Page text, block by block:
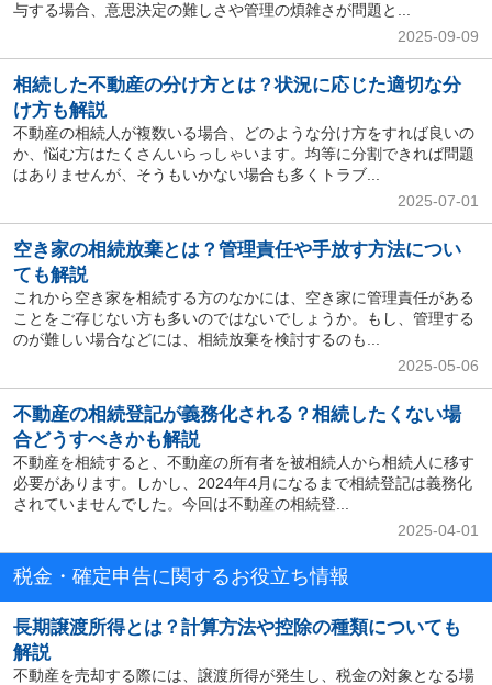
与する場合、意思決定の難しさや管理の煩雑さが問題と...
2025-09-09
相続した不動産の分け方とは？状況に応じた適切な分
け方も解説
不動産の相続人が複数いる場合、どのような分け方をすれば良いの
か、悩む方はたくさんいらっしゃいます。均等に分割できれば問題
はありませんが、そうもいかない場合も多くトラブ...
2025-07-01
空き家の相続放棄とは？管理責任や手放す方法につい
ても解説
これから空き家を相続する方のなかには、空き家に管理責任がある
ことをご存じない方も多いのではないでしょうか。もし、管理する
のが難しい場合などには、相続放棄を検討するのも...
2025-05-06
不動産の相続登記が義務化される？相続したくない場
合どうすべきかも解説
不動産を相続すると、不動産の所有者を被相続人から相続人に移す
必要があります。しかし、2024年4月になるまで相続登記は義務化
されていませんでした。今回は不動産の相続登...
2025-04-01
税金・確定申告に関するお役立ち情報
長期譲渡所得とは？計算方法や控除の種類についても
解説
不動産を売却する際には、譲渡所得が発生し、税金の対象となる場